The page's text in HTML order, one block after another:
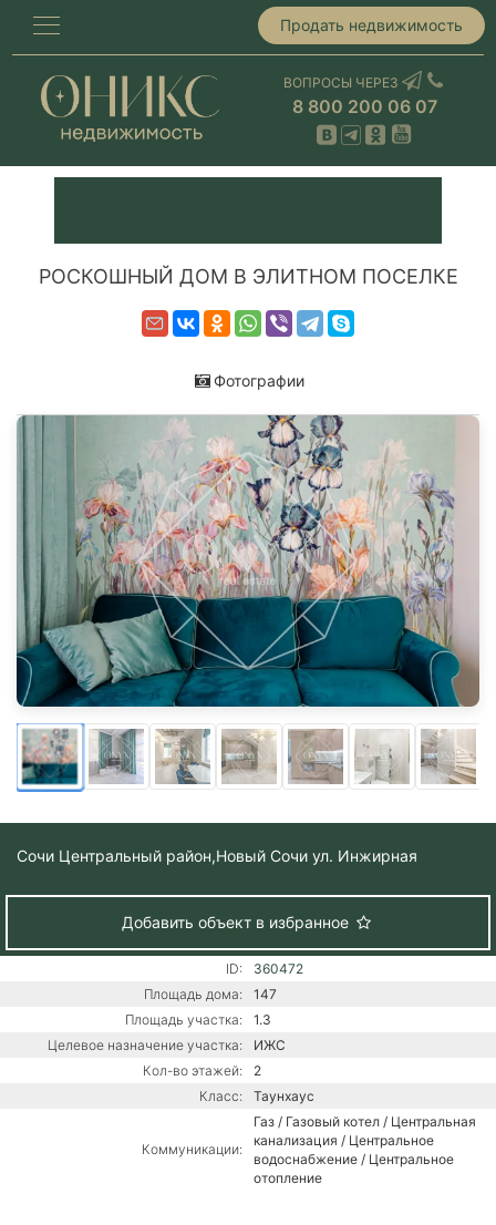
Продать недвижимость
ВОПРОСЫ ЧЕРЕЗ
8 800 200 06 07
РОСКОШНЫЙ ДОМ В ЭЛИТНОМ ПОСЕЛКЕ
Фотографии
Сочи Центральный район,Новый Сочи ул. Инжирная
Добавить объект в избранное
ID:
360472
Площадь дома:
147
Площадь участка:
1.3
Целевое назначение участка:
ИЖС
Кол-во этажей:
2
Класс:
Таунхаус
Коммуникации:
Газ / Газовый котел / Центральная
канализация / Центральное
водоснабжение / Центральное
отопление